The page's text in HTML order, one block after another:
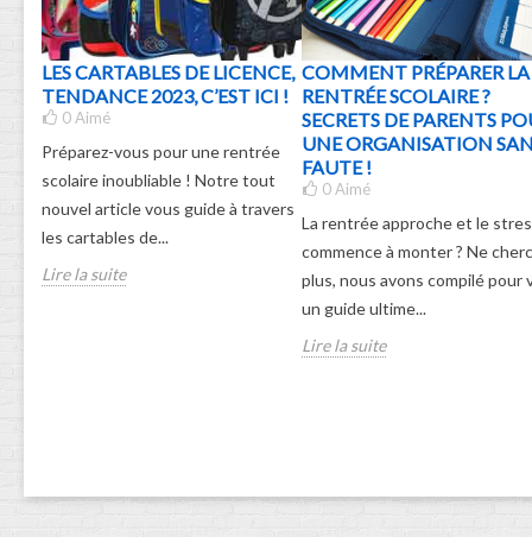
LES CARTABLES DE LICENCE,
TENDANCE 2023, C’EST ICI !
0Aimé
Préparez-vous pour une rentrée
scolaire inoubliable ! Notre tout
nouvel article vous guide à travers
les cartables de...
Lire la suite
COMMENT PRÉPARER LA
RENTRÉE SCOLAIRE ?
SECRETS DE PARENTS
UNE ORGANISATION
FAUTE !
0Aimé
La rentrée approche et le
commence à monter ? Ne
plus, nous avons compilé pour
un guide ultime...
Lire la suite